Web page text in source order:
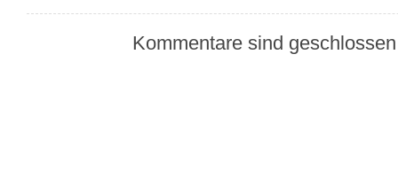
Kommentare sind